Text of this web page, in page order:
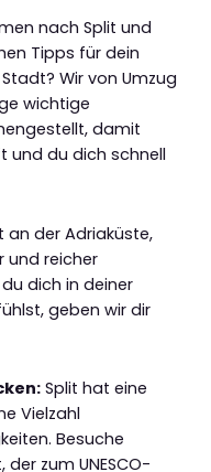
nach Split und
Tipps für dein
Wir von Umzug
wichtige
damit
und du dich schnell
an der Adriaküste,
und reicher
dich in deiner
geben wir dir
Split hat eine
Vielzahl
Besuche
zum UNESCO-